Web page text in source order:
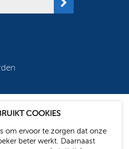
COOKIES
om ervoor te zorgen dat onze
beter werkt. Daarnaast
Shop
Media Solutions B.V.